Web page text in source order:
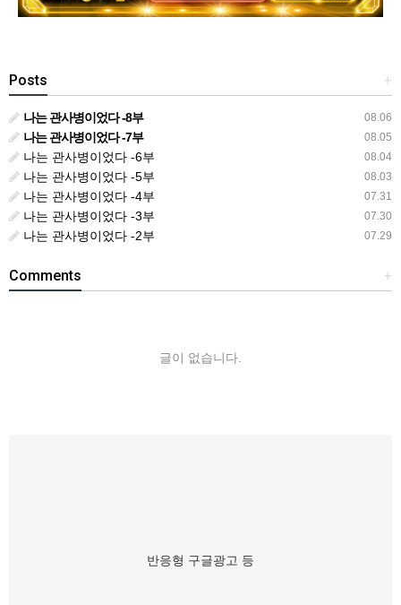
+
Posts
08.06
나는 관사병이었다 -8부
08.05
나는 관사병이었다 -7부
08.04
나는 관사병이었다 -6부
08.03
나는 관사병이었다 -5부
07.31
나는 관사병이었다 -4부
07.30
나는 관사병이었다 -3부
07.29
나는 관사병이었다 -2부
+
Comments
글이 없습니다.
반응형 구글광고 등